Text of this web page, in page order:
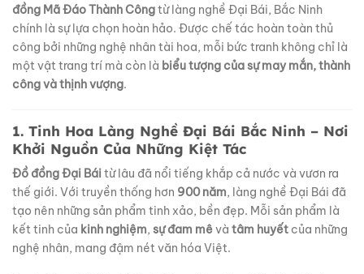
đồng Mã Đáo Thành Côngtừ làng nghề Đại Bái, Bắc Ninh
chính là sự lựa chọn hoàn hảo. Được chế tác hoàn toàn thủ
công bởi những nghệ nhân tài hoa, mỗi bức tranh không chỉ là
một vật trang trí mà còn là biểu tượng của sự may mắn, thành
công và thịnh vượng.
1. Tinh Hoa Làng Nghề Đại Bái Bắc Ninh – Nơi
Khởi Nguồn Của Những Kiệt Tác
Đồ đồng Đại Báitừ lâu đã nổi tiếng khắp cả nước và vươn ra
thế giới. Với truyền thống hơn 900 năm, làng nghề Đại Bái đã
tạo nên những sản phẩm tinh xảo, bền đẹp. Mỗi sản phẩm là
kết tinh của kinh nghiệm, sự đam mêvà tâm huyết của những
nghệ nhân, mang đậm nét văn hóa Việt.